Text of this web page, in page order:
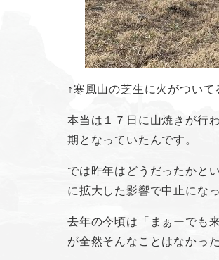
↑寒風山の芝生に火がつい
本当は１７日に山焼きが行
期となっていたんです。
では昨年はどうだったかと
に拡大した影響で中止にな
去年の今頃は「まぁーでも
が全然そんなことはなかっ